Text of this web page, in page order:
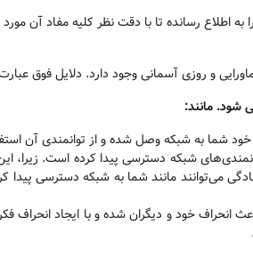
به اطلاع رسانده تا با دقت نظر کلیه مفاد آن مورد
و روزی آسمانی وجود دارد. دلایل فوق
شود. مانند:
خود شما به شبکه وصل شده و از توانمندی آن
شبکه دسترسی پیدا کرده است. زیرا،
می‌توانند مانند شما به شبکه دسترسی پیدا
خود و دیگران شده و با ایجاد انحراف